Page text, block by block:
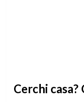
Cerchi casa?